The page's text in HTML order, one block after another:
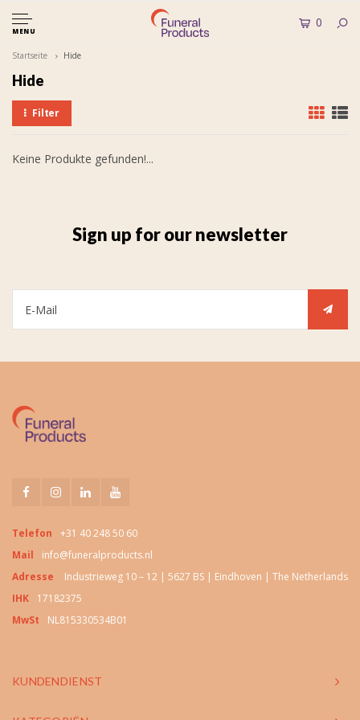
MENU
0
Startseite Hide
Hide
Filter
Keine Produkte gefunden!...
Sign up for our newsletter
Telefon
+31 40 248 50 60
Mail
info@funeralproducts.nl
Adresse
Industrieweg 10 – 12 | 5627 BS | Eindhoven | The Netherlands
IHK
17182375
MwSt
NL815330534B01
KUNDENDIENST